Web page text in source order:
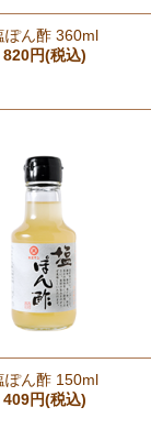
ぽん酢 360ml
820円(税込)
ぽん酢 150ml
409円(税込)